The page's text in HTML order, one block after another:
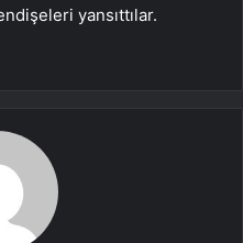
yansıttılar.